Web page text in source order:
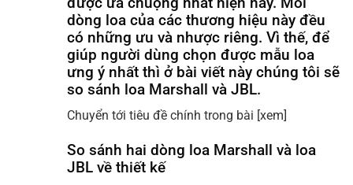
dòng loa của các thương hiệu này đều
có những ưu và nhược riêng. Vì thế, để
giúp người dùng chọn được mẫu loa
ưng ý nhất thì ở bài viết này chúng tôi sẽ
so sánh loa Marshall và JBL.
Chuyển tới tiêu đề chính trong bài [xem]
So sánh hai dòng loa Marshall và loa
JBL về thiết kế